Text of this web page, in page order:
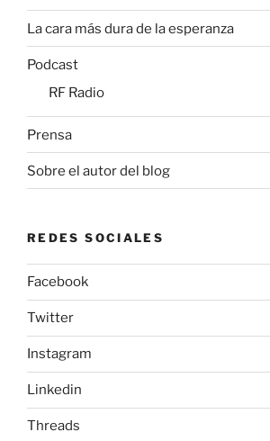
La cara más dura de la esperanza
Podcast
RF Radio
Prensa
Sobre el autor del blog
REDES SOCIALES
Facebook
Twitter
Instagram
Linkedin
Threads